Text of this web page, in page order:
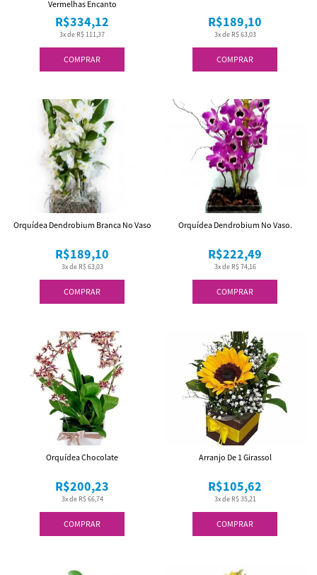
COMPRAR
3x de R$ 111,37
R$334,12
Vermelhas Encanto
COMPRAR
3x de R$ 63,03
R$189,10
COMPRAR
3x de R$ 63,03
R$189,10
Orquídea Dendrobium Branca No Vaso
COMPRAR
3x de R$ 74,16
R$222,49
Orquídea Dendrobium No Vaso.
COMPRAR
3x de R$ 66,74
R$200,23
Orquídea Chocolate
COMPRAR
3x de R$ 35,21
R$105,62
Arranjo De 1 Girassol